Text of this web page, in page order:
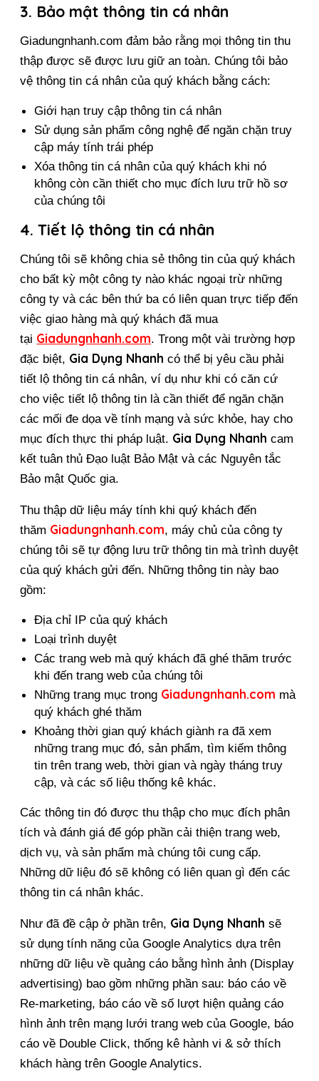
3. Bảo mật thông tin cá nhân
Giadungnhanh.com đảm bảo rằng mọi thông tin thu
thập được sẽ được lưu giữ an toàn. Chúng tôi bảo
vệ thông tin cá nhân của quý khách bằng cách:
Giới hạn truy cập thông tin cá nhân
Sử dụng sản phẩm công nghệ để ngăn chặn truy
cập máy tính trái phép
Xóa thông tin cá nhân của quý khách khi nó
không còn cần thiết cho mục đích lưu trữ hồ sơ
của chúng tôi
4. Tiết lộ thông tin cá nhân
Chúng tôi sẽ không chia sẻ thông tin của quý khách
cho bất kỳ một công ty nào khác ngoại trừ những
công ty và các bên thứ ba có liên quan trực tiếp đến
việc giao hàng mà quý khách đã mua
tại Giadungnhanh.com. Trong một vài trường hợp
đặc biệt, Gia Dụng Nhanh có thể bị yêu cầu phải
tiết lộ thông tin cá nhân, ví dụ như khi có căn cứ
cho việc tiết lộ thông tin là cần thiết để ngăn chặn
các mối đe dọa về tính mạng và sức khỏe, hay cho
mục đích thực thi pháp luật. Gia Dụng Nhanh cam
kết tuân thủ Đạo luật Bảo Mật và các Nguyên tắc
Bảo mật Quốc gia.
Thu thập dữ liệu máy tính khi quý khách đến
thăm Giadungnhanh.com, máy chủ của công ty
chúng tôi sẽ tự động lưu trữ thông tin mà trình duyệt
của quý khách gửi đến. Những thông tin này bao
gồm:
Địa chỉ IP của quý khách
Loại trình duyệt
Các trang web mà quý khách đã ghé thăm trước
khi đến trang web của chúng tôi
Những trang mục trong Giadungnhanh.com mà
quý khách ghé thăm
Khoảng thời gian quý khách giành ra đã xem
những trang mục đó, sản phẩm, tìm kiếm thông
tin trên trang web, thời gian và ngày tháng truy
cập, và các số liệu thống kê khác.
Các thông tin đó được thu thập cho mục đích phân
tích và đánh giá để góp phần cải thiện trang web,
dịch vụ, và sản phẩm mà chúng tôi cung cấp.
Những dữ liệu đó sẽ không có liên quan gì đến các
thông tin cá nhân khác.
Như đã đề cập ở phần trên, Gia Dụng Nhanh sẽ
sử dụng tính năng của Google Analytics dựa trên
những dữ liệu về quảng cáo bằng hình ảnh (Display
advertising) bao gồm những phần sau: báo cáo về
Re-marketing, báo cáo về số lượt hiện quảng cáo
hình ảnh trên mạng lưới trang web của Google, báo
cáo về Double Click, thống kê hành vi & sở thích
khách hàng trên Google Analytics.